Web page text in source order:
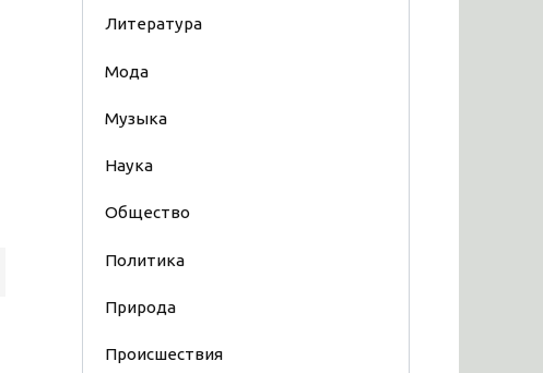
Литература
Мода
Музыка
Наука
Общество
Политика
Природа
Происшествия